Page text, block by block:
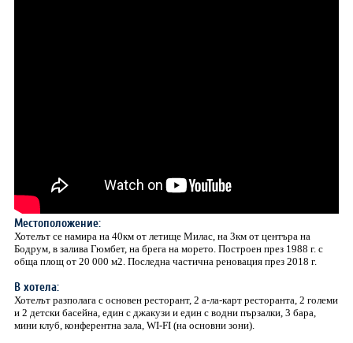
Местоположение:
Хотелът се намира на 40км от летище Милас, на 3км от центъра на
Бодрум, в залива Гюмбет, на брега на морето. Построен през 1988 г. с
обща площ от 20 000 м2. Последна частична реновация през 2018 г.
В хотела:
Хотелът разполага с oсновен ресторант, 2 а-ла-карт ресторанта, 2 големи
и 2 детски басейна, един с джакузи и един с водни пързалки, 3 бара,
мини клуб, конферентна зала, WI-FI (на основни зони).